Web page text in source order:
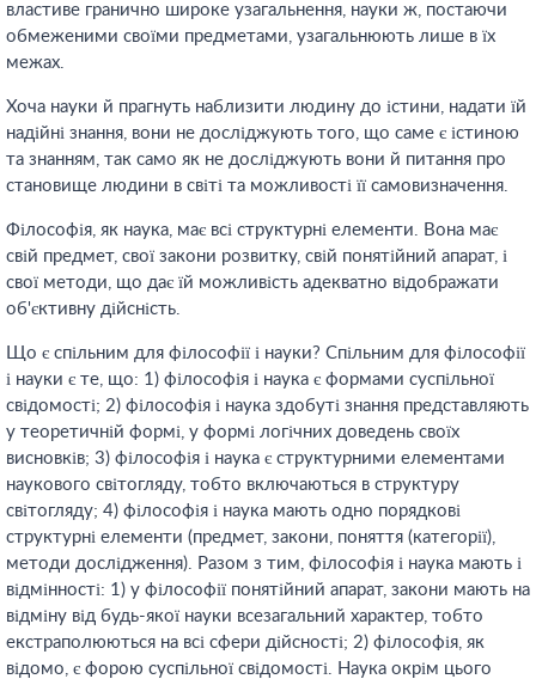
властиве гранично широке узагальнення, науки ж, постаючи
обмеженими своїми предметами, узагальнюють лише в їх
межах.
Хоча науки й прагнуть наблизити людину до істини, надати їй
надійні знання, вони не досліджують того, що саме є істиною
та знанням, так само як не досліджують вони й питання про
становище людини в світі та можливості її самовизначення.
Філософія, як наука, має всі структурні елементи. Вона має
свій предмет, свої закони розвитку, свій понятійний апарат, і
свої методи, що дає їй можливість адекватно відображати
об'єктивну дійсність.
Що є спільним для філософії і науки? Спільним для філософії
і науки є те, що: 1) філософія і наука є формами суспільної
свідомості; 2) філософія і наука здобуті знання представляють
у теоретичній формі, у формі логічних доведень своїх
висновків; 3) філософія і наука є структурними елементами
наукового світогляду, тобто включаються в структуру
світогляду; 4) філософія і наука мають одно порядкові
структурні елементи (предмет, закони, поняття (категорії),
методи дослідження). Разом з тим, філософія і наука мають і
відмінності: 1) у філософії понятійний апарат, закони мають на
відміну від будь-якої науки всезагальний характер, тобто
екстраполюються на всі сфери дійсності; 2) філософія, як
відомо, є форою суспільної свідомості. Наука окрім цього